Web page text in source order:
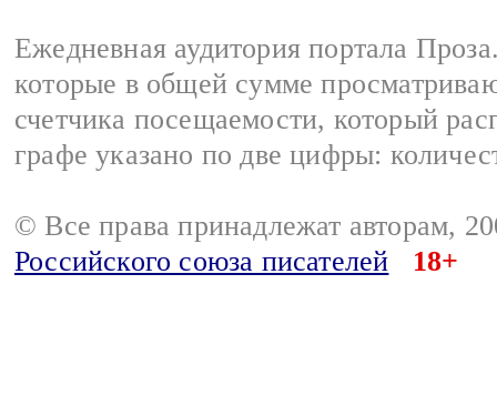
Ежедневная аудитория портала
которые в общей сумме
счетчика посещаемости, который
графе указано по две цифры:
© Все права принадлежат авторам,
Российского союза писателей
18+